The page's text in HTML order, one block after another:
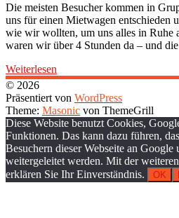
Die meisten Besucher kommen in
uns für einen Mietwagen entschieden
wie wir wollten, um uns alles in Ruhe
waren wir über 4 Stunden da – und die
Weiterlesen
© 2026
Präsentiert von WordPress
Theme: Masonic von ThemeGrill
Diese Website benutzt Cookies,
Funktionen. Das kann dazu führen,
Besuchern dieser Webseite an
weitergeleitet werden. Mit der
erklären Sie Ihr Einverständnis.
OK